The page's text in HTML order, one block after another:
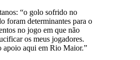
“o golo sofrido no
foram determinantes para o
no jogo em que não
os meus jogadores.
apoio aqui em Rio Maior.”